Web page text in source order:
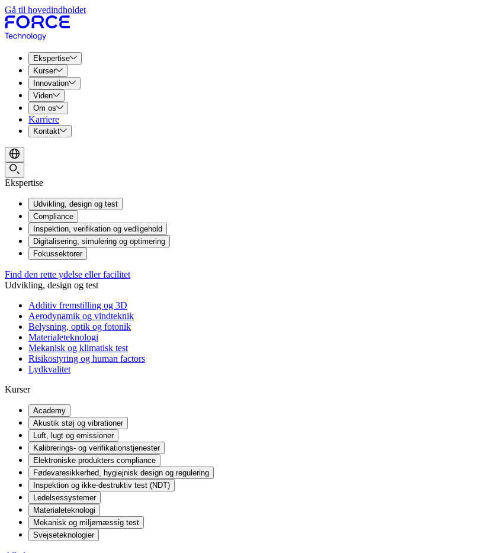
Gå til hovedindholdet
Ekspertise
Kurser
Innovation
Viden
Om os
Karriere
Kontakt
Ekspertise
Udvikling, design og test
Compliance
Inspektion, verifikation og vedligehold
Digitalisering, simulering og optimering
Fokussektorer
Find den rette ydelse eller facilitet
Udvikling, design og test
Additiv fremstilling og 3D
Aerodynamik og vindteknik
Belysning, optik og fotonik
Materialeteknologi
Mekanisk og klimatisk test
Risikostyring og human factors
Lydkvalitet
Kurser
Academy
Akustik støj og vibrationer
Luft, lugt og emissioner
Kalibrerings- og verifikationstjenester
Elektroniske produkters compliance
Fødevaresikkerhed, hygiejnisk design og regulering
Inspektion og ikke-destruktiv test (NDT)
Ledelsessystemer
Materialeteknologi
Mekanisk og miljømæssig test
Svejseteknologier